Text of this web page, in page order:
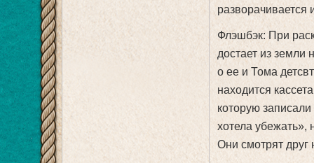
разворачивается
Флэшбэк: При
достает из земли
о ее и Тома
находится
которую
хотела убежать»,
Они смотрят друг